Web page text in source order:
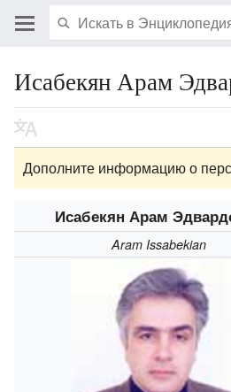
Исабекян Арам
Дополните информацию о
Исабекян Арам
Aram Issabekian